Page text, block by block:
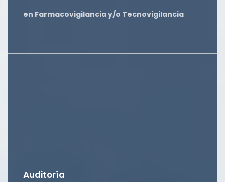
en Farmacovigilancia y/o Tecnovigilancia
Auditoría